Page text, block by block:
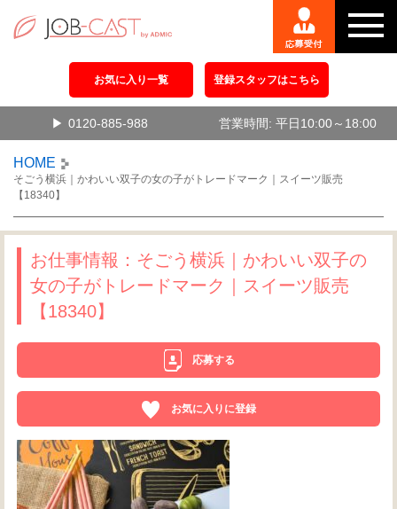
お気に入り一覧 登録スタッフはこちら
0120-885-988 営業時間: 平日10:00～18:00
HOME
そごう横浜｜かわいい双子の女の子がトレードマーク｜スイーツ販売
【18340】
お仕事情報：そごう横浜｜かわいい双子の
女の子がトレードマーク｜スイーツ販売
【18340】
応募する
お気に入りに登録